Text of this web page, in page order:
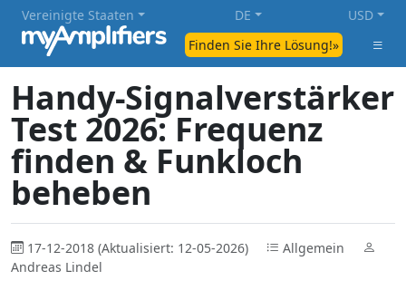
Finden Sie Ihre Lösung!»
Vereinigte Staaten DE USD
Handy-Signalverstärker
Test 2026: Frequenz
finden & Funkloch
beheben
17-12-2018 (Aktualisiert: 12-05-2026)
Allgemein
Andreas Lindel